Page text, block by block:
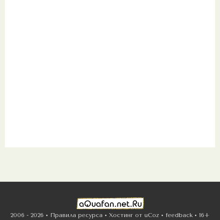
2006 - 2026 • Правила ресурса • Хостинг от uCoz • feedback • 16+